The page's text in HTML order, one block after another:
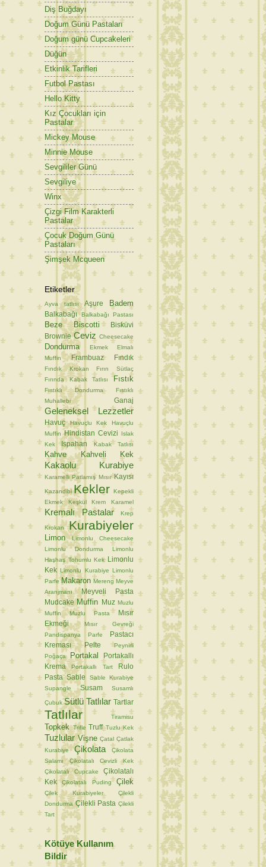
Diş Buğdayı
Doğum Günü Pastaları
Doğum günü Cupcakeleri
Düğün
Etkinlik Tarifleri
Futbol Pastası
Hello Kitty
Kız Çocukları için
Pastalar
Mickey Mouse
Minnie Mouse
Sevgililer Günü
Sevgiliye
Winx
Çizgi Film Karakterli
Pastalar
Çocuk Doğum Günü
Pastaları
Şimşek Mcqueen
Etiketler
Ayva tatlısı Aşure Badem
Balkabağı Balkabağı Pastası
Beze Biscotti
Bisküvi
Brownie Ceviz Cheesecake
Dondurma Ekmek
Elmalı
Muffin
Frambuaz Fındık
Fındık Krokan
Fırın Sütlaç
Fırında Kabak Tatlısı
Fıstık
Fıstıklı Dondurma
Fıstıklı
Muhallebi
Ganaj
Geleneksel Lezzetler
Havuç Havuçlu Kek
Havuçlu
Muffin Hindistan Cevizi
Islak
Kek
Ispahan Kabak Tatlısı
Kahve Kahveli Kek
Kakaolu Kurabiye
Karamelli Patlamış Mısır Kayısı
Kazandibi Kekler Kepekli
Ekmek
Keşkül Krem Karamel
Kremalı Pastalar Krep
Krokan Kurabiyeler
Limon
Limonlu Cheesecake
Limonlu Dondurma
Limonlu
Haşhaş Tohumlu Kek
Limonlu
Kek Limonlu Kurabiye Limonlu
Parfe Makaron Mereng Meyve
Aranjmanı
Meyveli Pasta
Mudcake Muffin Muz Muzlu
Muffin
Muzlu Pasta
Mısır
Ekmeği
Mısır Gevreği
Pandispanya
Parfe
Pastacı
Kreması
Pelte
Peynirli
Poğaça
Portakal
Portakallı
Krema
Portakallı Tart
Rulo
Pasta Sable
Sable Kurabiye
Supangle
Susam Susamlı
Çubuk Sütlü Tatlılar Tartlar
Tatlılar Tiramisu
Topkek Trifle Truff Tuzlu Kek
Tuzlular Vişne Çatal Çatlak
Kurabiye
Çikolata
Çikolata
Salamı
Çikolatalı Cevizli Kek
Çikolatalı Cupcake
Çikolatalı
Kek
Çikolatalı Puding Çilek
Çilek Kurabiyeler
Çilekli
Dondurma Çilekli Pasta Çilekli
Tart
Kötüye Kullanım
Bildir